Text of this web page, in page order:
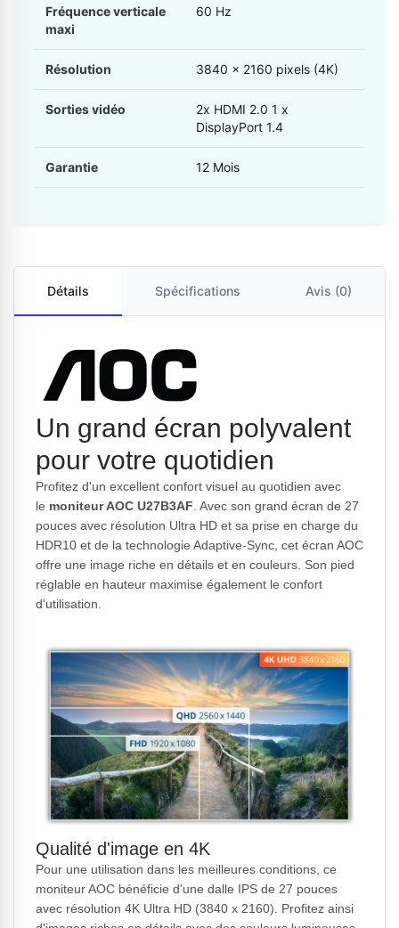
Fréquence verticale
maxi
60 Hz
Résolution 3840 x 2160 pixels (4K)
Sorties vidéo
2x HDMI 2.0 1 x
DisplayPort 1.4
Garantie 12 Mois
Détails Spécifications Avis (0)
Un grand écran polyvalent
pour votre quotidien
Profitez d'un excellent confort visuel au quotidien avec
le moniteur AOC U27B3AF. Avec son grand écran de 27
pouces avec résolution Ultra HD et sa prise en charge du
HDR10 et de la technologie Adaptive-Sync, cet écran AOC
offre une image riche en détails et en couleurs. Son pied
réglable en hauteur maximise également le confort
d'utilisation.
Qualité d'image en 4K
Pour une utilisation dans les meilleures conditions, ce
moniteur AOC bénéficie d'une dalle IPS de 27 pouces
avec résolution 4K Ultra HD (3840 x 2160). Profitez ainsi